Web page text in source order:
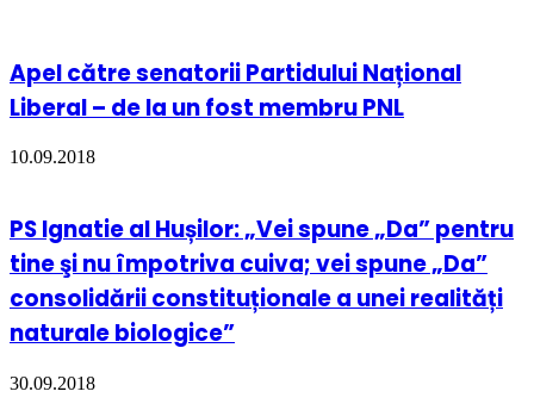
Apel către senatorii Partidului Național
Liberal – de la un fost membru PNL
10.09.2018
PS Ignatie al Hușilor: „Vei spune „Da” pentru
tine şi nu împotriva cuiva; vei spune „Da”
consolidării constituționale a unei realități
naturale biologice”
30.09.2018